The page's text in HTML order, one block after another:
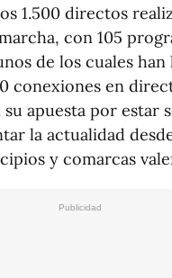
1.500 directos
con 105
de los cuales han
conexiones en
apuesta por estar
la actualidad
y comarcas